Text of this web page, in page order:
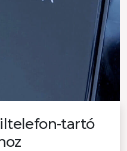
tartó